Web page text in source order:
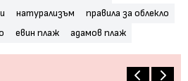
натурализъм
правила за облекло
евин плаж адамов плаж